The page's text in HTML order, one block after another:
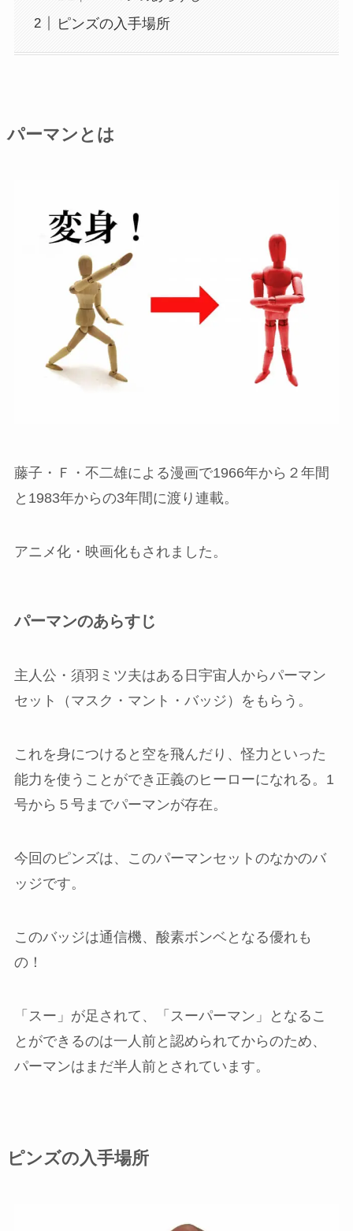
ピンズの入手場所
パーマンとは
藤子・Ｆ・不二雄による漫画で1966年から２年間
と1983年からの3年間に渡り連載。
アニメ化・映画化もされました。
パーマンのあらすじ
主人公・須羽ミツ夫はある日宇宙人からパーマン
セット（マスク・マント・バッジ）をもらう。
これを身につけると空を飛んだり、怪力といった
能力を使うことができ正義のヒーローになれる。1
号から５号までパーマンが存在。
今回のピンズは、このパーマンセットのなかのバ
ッジです。
このバッジは通信機、酸素ボンベとなる優れも
の！
「スー」が足されて、「スーパーマン」となるこ
とができるのは一人前と認められてからのため、
パーマンはまだ半人前とされています。
ピンズの入手場所